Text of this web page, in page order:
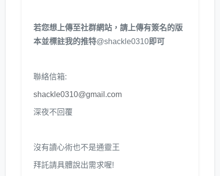
若您想上傳至社群網站，請上傳有簽名的版
本並標註我的推特@shackle0310即可
聯絡信箱:
shackle0310@gmail.com
深夜不回覆
沒有讀心術也不是通靈王
拜託請具體說出需求喔!